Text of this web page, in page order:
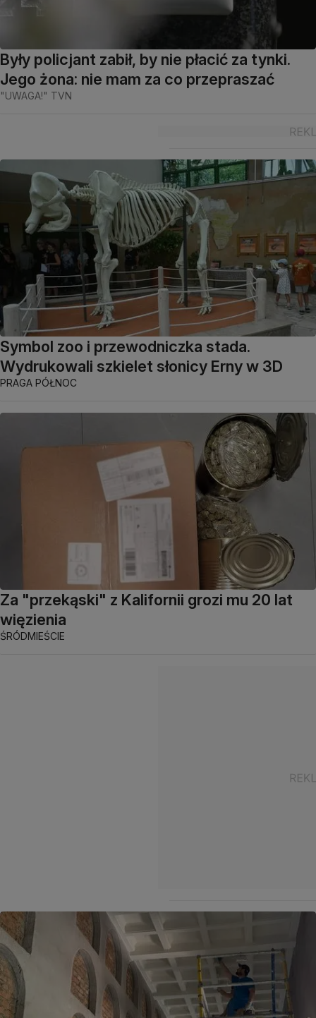
Były policjant zabił, by nie płacić za tynki.
Jego żona: nie mam za co przepraszać
"UWAGA!" TVN
Symbol zoo i przewodniczka stada.
Wydrukowali szkielet słonicy Erny w 3D
PRAGA PÓŁNOC
Za "przekąski" z Kalifornii grozi mu 20 lat
więzienia
ŚRÓDMIEŚCIE